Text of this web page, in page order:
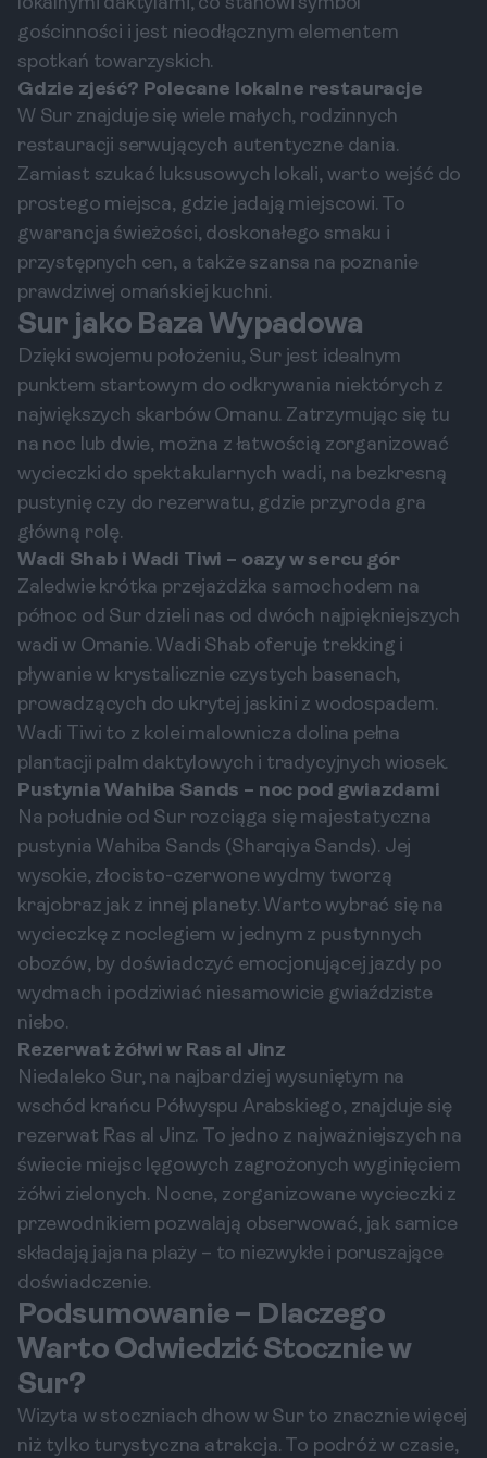
gościnności i jest nieodłącznym elementem
spotkań towarzyskich.
Gdzie zjeść? Polecane lokalne restauracje
W Sur znajduje się wiele małych, rodzinnych
restauracji serwujących autentyczne dania.
Zamiast szukać luksusowych lokali, warto wejść do
prostego miejsca, gdzie jadają miejscowi. To
gwarancja świeżości, doskonałego smaku i
przystępnych cen, a także szansa na poznanie
prawdziwej omańskiej kuchni.
Sur jako Baza Wypadowa
Dzięki swojemu położeniu, Sur jest idealnym
punktem startowym do odkrywania niektórych z
największych skarbów Omanu. Zatrzymując się tu
na noc lub dwie, można z łatwością zorganizować
wycieczki do spektakularnych wadi, na bezkresną
pustynię czy do rezerwatu, gdzie przyroda gra
główną rolę.
Wadi Shab i Wadi Tiwi – oazy w sercu gór
Zaledwie krótka przejażdżka samochodem na
północ od Sur dzieli nas od dwóch najpiękniejszych
wadi w Omanie. Wadi Shab oferuje trekking i
pływanie w krystalicznie czystych basenach,
prowadzących do ukrytej jaskini z wodospadem.
Wadi Tiwi to z kolei malownicza dolina pełna
plantacji palm daktylowych i tradycyjnych wiosek.
Pustynia Wahiba Sands – noc pod gwiazdami
Na południe od Sur rozciąga się majestatyczna
pustynia Wahiba Sands (Sharqiya Sands). Jej
wysokie, złocisto-czerwone wydmy tworzą
krajobraz jak z innej planety. Warto wybrać się na
wycieczkę z noclegiem w jednym z pustynnych
obozów, by doświadczyć emocjonującej jazdy po
wydmach i podziwiać niesamowicie gwiaździste
niebo.
Rezerwat żółwi w Ras al Jinz
Niedaleko Sur, na najbardziej wysuniętym na
wschód krańcu Półwyspu Arabskiego, znajduje się
rezerwat Ras al Jinz. To jedno z najważniejszych na
świecie miejsc lęgowych zagrożonych wyginięciem
żółwi zielonych. Nocne, zorganizowane wycieczki z
przewodnikiem pozwalają obserwować, jak samice
składają jaja na plaży – to niezwykłe i poruszające
doświadczenie.
Podsumowanie – Dlaczego
Warto Odwiedzić Stocznie w
Sur?
Wizyta w stoczniach dhow w Sur to znacznie więcej
niż tylko turystyczna atrakcja. To podróż w czasie,